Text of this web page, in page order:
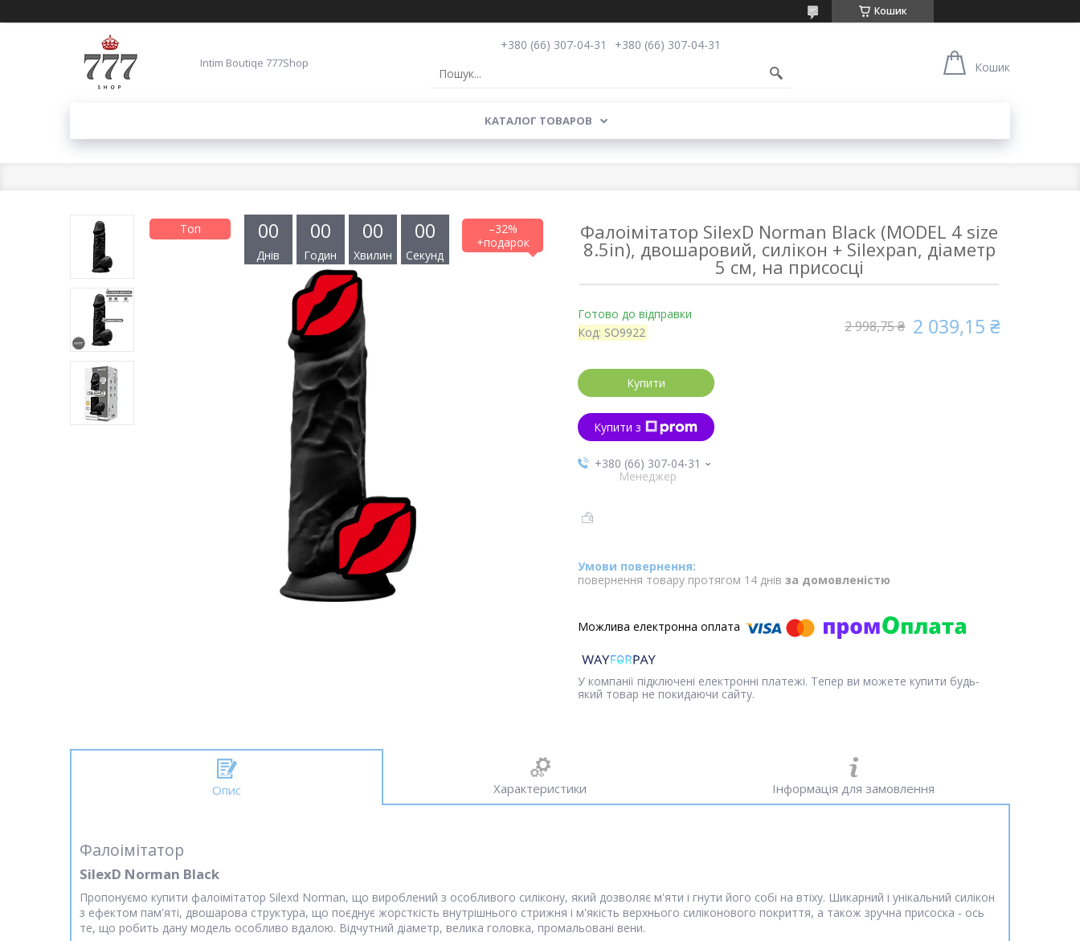
Кошик
Intim Boutiqe 777Shop
+380 (66) 307-04-31
+380 (66) 307-04-31
Кошик
КАТАЛОГ ТОВАРОВ
Топ –32%
00
Днів
00
Годин
00
Хвилин
00
Секунд
Фалоімітатор SilexD Norman Black (MODEL 4 size
8.5in), двошаровий, силікон + Silexpan, діаметр
5 см, на присосці
Готово до відправки
Код: SO9922 2 998,75 ₴ 2 039,15 ₴
Купити
Купити з
+380 (66) 307-04-31
Менеджер
повернення товару протягом 14 днів за домовленістю
У компанії підключені електронні платежі. Тепер ви можете купити будь-
який товар не покидаючи сайту.
Опис Характеристики Інформація для замовлення
Фалоімітатор
SilexD Norman Black
Пропонуємо купити фалоімітатор Silexd Norman, що вироблений з особливого силікону, який дозволяє м'яти і гнути його собі на втіху. Шикарний і унікальний силікон
з ефектом пам'яті, двошарова структура, що поєднує жорсткість внутрішнього стрижня і м'якість верхнього силіконового покриття, а також зручна присоска - ось
те, що робить дану модель особливо вдалою. Відчутний діаметр, велика головка, промальовані вени.